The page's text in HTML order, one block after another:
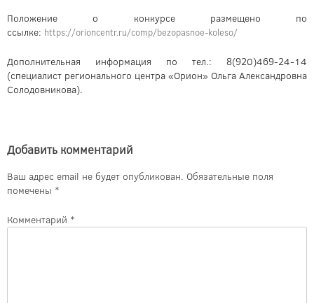
Положение о конкурсе размещено по
ссылке: https://orioncentr.ru/comp/bezopasnoe-koleso/
Дополнительная информация по тел.: 8(920)469-24-14
(специалист регионального центра «Орион» Ольга Александровна
Солодовникова).
Добавить комментарий
Ваш адрес email не будет опубликован. Обязательные поля
помечены *
Комментарий *